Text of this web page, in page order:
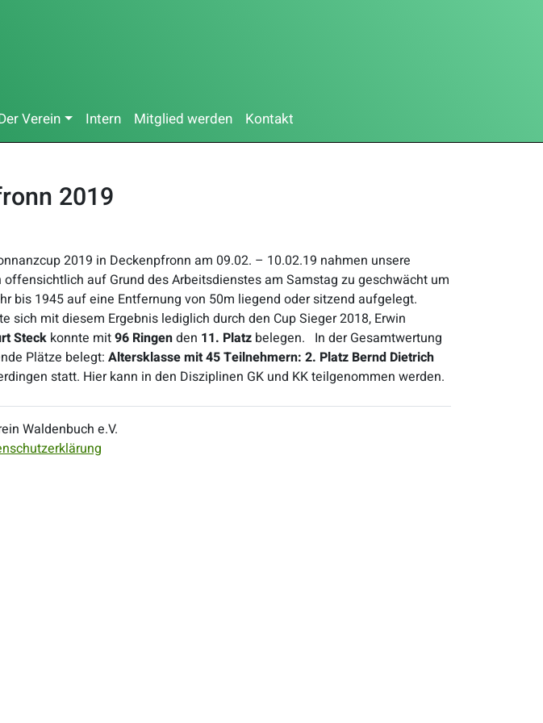
Verein Intern Mitglied werden Kontakt
2019
2019 in Deckenpfronn am 09.02. – 10.02.19 nahmen unsere
auf Grund des Arbeitsdienstes am Samstag zu geschwächt um
bis 1945 auf eine Entfernung von 50m liegend oder sitzend aufgelegt.
sich mit diesem Ergebnis lediglich durch den Cup Sieger 2018, Erwin
Steck konnte mit96 Ringenden 11. Platz belegen. In der Gesamtwertung
Plätze belegt: Altersklasse mit 45 Teilnehmern: 2. Platz Bernd Dietrich
statt. Hier kann in den Disziplinen GK und KK teilgenommen werden.
Waldenbuch e.V.